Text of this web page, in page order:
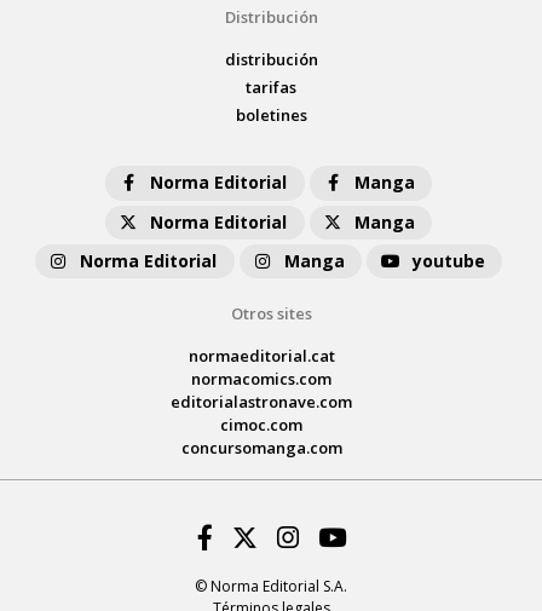
Distribución
distribución
tarifas
boletines
Norma Editorial
Manga
Norma Editorial
Manga
Norma Editorial
Manga youtube
Otros sites
normaeditorial.cat
normacomics.com
editorialastronave.com
cimoc.com
concursomanga.com
© Norma Editorial S.A.
Facebook
Twitter
Instagram
Youtube